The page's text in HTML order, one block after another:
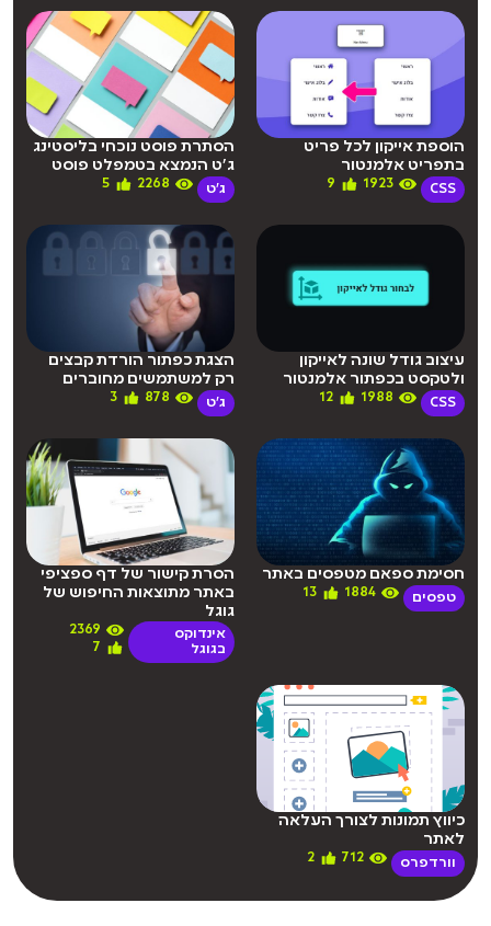
הוספת אייקון לכל פריט
בתפריט אלמנטור
CSS
1923
9
הסתרת פוסט נוכחי בליסטינג
ג’ט הנמצא בטמפלט פוסט
ג'ט 2268
5
עיצוב גודל שונה לאייקון
ולטקסט בכפתור אלמנטור
CSS
1988
12
הצגת כפתור הורדת קבצים
רק למשתמשים מחוברים
ג'ט 878
3
חסימת ספאם מטפסים באתר
טפסים 1884
13
הסרת קישור של דף ספציפי
באתר מתוצאות החיפוש של
גוגל
אינדוקס
בגוגל
2369
7
כיווץ תמונות לצורך העלאה
לאתר
וורדפרס 712
2